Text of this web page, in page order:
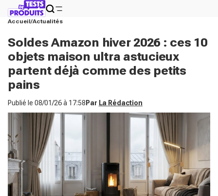
Accueil Actualités
Soldes Amazon hiver 2026 : ces 10
objets maison ultra astucieux
partent déjà comme des petits
pains
Publié le 08/01/26 à 17:58 Par La Rédaction